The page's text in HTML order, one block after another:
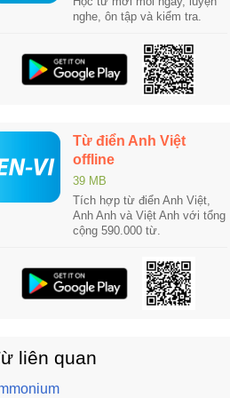
nghe, ôn tập và kiểm tra.
Từ điển Anh Việt
offline
39 MB
Tích hợp từ điển Anh Việt,
Anh Anh và Việt Anh với tổng
cộng 590.000 từ.
liên quan